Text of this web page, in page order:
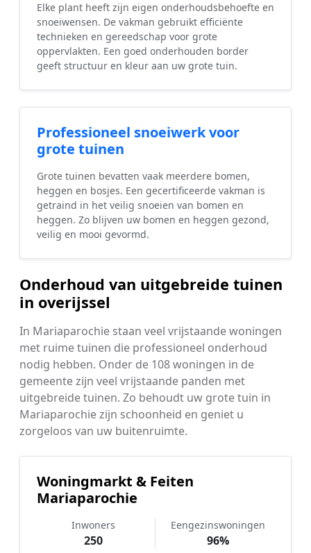
Elke plant heeft zijn eigen onderhoudsbehoefte en
snoeiwensen. De vakman gebruikt efficiënte
technieken en gereedschap voor grote
oppervlakten. Een goed onderhouden border
geeft structuur en kleur aan uw grote tuin.
Professioneel snoeiwerk voor
grote tuinen
Grote tuinen bevatten vaak meerdere bomen,
heggen en bosjes. Een gecertificeerde vakman is
getraind in het veilig snoeien van bomen en
heggen. Zo blijven uw bomen en heggen gezond,
veilig en mooi gevormd.
Onderhoud van uitgebreide tuinen
in overijssel
In Mariaparochie staan veel vrijstaande woningen
met ruime tuinen die professioneel onderhoud
nodig hebben. Onder de 108 woningen in de
gemeente zijn veel vrijstaande panden met
uitgebreide tuinen. Zo behoudt uw grote tuin in
Mariaparochie zijn schoonheid en geniet u
zorgeloos van uw buitenruimte.
Woningmarkt & Feiten
Mariaparochie
Inwoners
250
Eengezinswoningen
96%